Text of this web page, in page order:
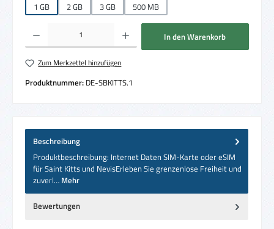
1 GB
2 GB 3 GB 500 MB
Produkt Anzahl: Gib den gewünschten Wert ein oder benutze die Schaltflächen um
In den Warenkorb
Zum Merkzettel hinzufügen
Produktnummer: DE-SBKITTS.1
Beschreibung
Produktbeschreibung: Internet Daten SIM-Karte oder eSIM
für Saint Kitts und NevisErleben Sie grenzenlose Freiheit und
zuverl… Mehr
Bewertungen